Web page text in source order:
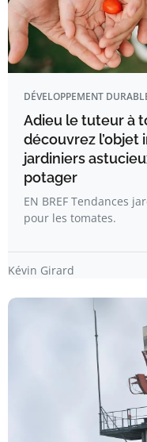
DÉVELOPPEMENT
Adieu le tuteur à
découvrez l’objet
jardiniers
potager
EN BREF Tendances
pour les tomates.
Kévin Girard